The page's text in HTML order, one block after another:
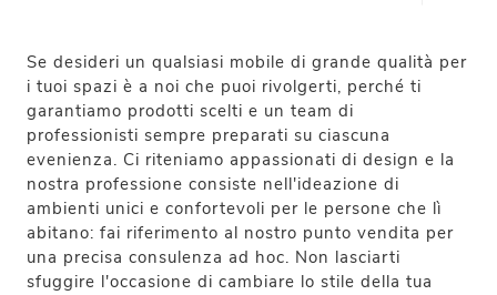
Se desideri un qualsiasi mobile di grande qualità per
i tuoi spazi è a noi che puoi rivolgerti, perché ti
garantiamo prodotti scelti e un team di
professionisti sempre preparati su ciascuna
evenienza. Ci riteniamo appassionati di design e la
nostra professione consiste nell'ideazione di
ambienti unici e confortevoli per le persone che lì
abitano: fai riferimento al nostro punto vendita per
una precisa consulenza ad hoc. Non lasciarti
sfuggire l'occasione di cambiare lo stile della tua